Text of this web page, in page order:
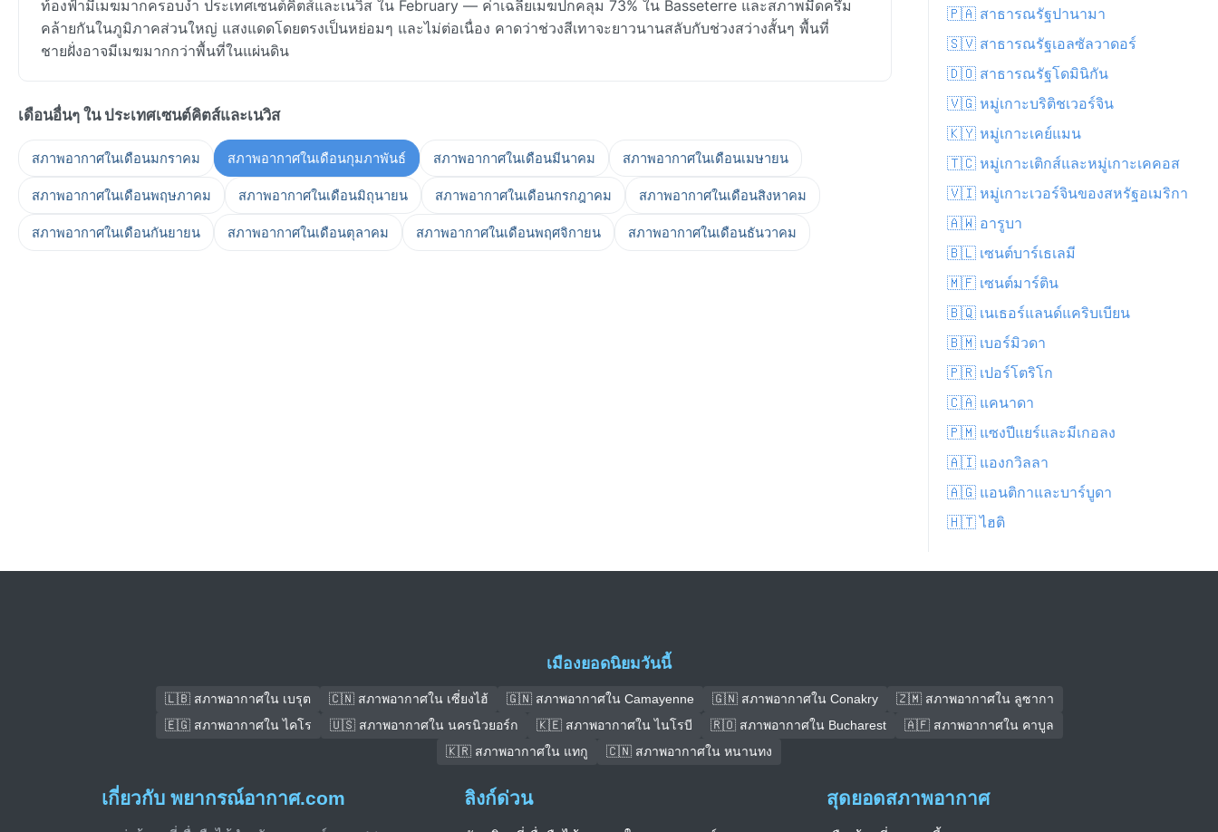
ท้องฟ้ามีเมฆมากครอบงำ ประเทศเซนต์คิตส์และเนวิส ใน February — ค่าเฉลี่ยเมฆปกคลุม 73% ใน Basseterre และสภาพมืดครึ้ม
คล้ายกันในภูมิภาคส่วนใหญ่ แสงแดดโดยตรงเป็นหย่อมๆ และไม่ต่อเนื่อง คาดว่าช่วงสีเทาจะยาวนานสลับกับช่วงสว่างสั้นๆ พื้นที่
ชายฝั่งอาจมีเมฆมากกว่าพื้นที่ในแผ่นดิน
เดือนอื่นๆ ใน ประเทศเซนต์คิตส์และเนวิส
สภาพอากาศในเดือนมกราคม สภาพอากาศในเดือนกุมภาพันธ์ สภาพอากาศในเดือนมีนาคม สภาพอากาศในเดือนเมษายน
สภาพอากาศในเดือนพฤษภาคม สภาพอากาศในเดือนมิถุนายน สภาพอากาศในเดือนกรกฎาคม สภาพอากาศในเดือนสิงหาคม
สภาพอากาศในเดือนกันยายน สภาพอากาศในเดือนตุลาคม สภาพอากาศในเดือนพฤศจิกายน สภาพอากาศในเดือนธันวาคม
🇵🇦 สาธารณรัฐปานามา
🇸🇻 สาธารณรัฐเอลซัลวาดอร์
🇩🇴 สาธารณรัฐโดมินิกัน
🇻🇬 หมู่เกาะบริติชเวอร์จิน
🇰🇾 หมู่เกาะเคย์แมน
🇹🇨 หมู่เกาะเติกส์และหมู่เกาะเคคอส
🇻🇮 หมู่เกาะเวอร์จินของสหรัฐอเมริกา
🇦🇼 อารูบา
🇧🇱 เซนต์บาร์เธเลมี
🇲🇫 เซนต์มาร์ติน
🇧🇶 เนเธอร์แลนด์แคริบเบียน
🇧🇲 เบอร์มิวดา
🇵🇷 เปอร์โตริโก
🇨🇦 แคนาดา
🇵🇲 แซงปีแยร์และมีเกอลง
🇦🇮 แองกวิลลา
🇦🇬 แอนติกาและบาร์บูดา
🇭🇹 ไฮติ
เมืองยอดนิยมวันนี้
🇱🇧 สภาพอากาศใน เบรุต 🇨🇳 สภาพอากาศใน เซี่ยงไฮ้ 🇬🇳 สภาพอากาศใน Camayenne 🇬🇳 สภาพอากาศใน Conakry
🇿🇲 สภาพอากาศใน ลูซากา
🇪🇬 สภาพอากาศใน ไคโร
🇺🇸 สภาพอากาศใน นครนิวยอร์ก 🇰🇪 สภาพอากาศใน ไนโรบี 🇷🇴 สภาพอากาศใน Bucharest
🇦🇫 สภาพอากาศใน คาบูล
🇰🇷 สภาพอากาศใน แทกู
🇨🇳 สภาพอากาศใน หนานทง
เกี่ยวกับ พยากรณ์อากาศ.com ลิงก์ด่วน สุดยอดสภาพอากาศ